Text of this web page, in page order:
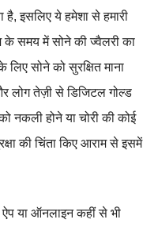
है, इसलिए ये हमेशा से हमारी
के समय में सोने की ज्वैलरी का
सोने को सुरक्षित माना
लोग तेज़ी से डिजिटल गोल्ड
नकली होने या चोरी की कोई
की चिंता किए आराम से इसमें
या ऑनलाइन कहीं से भी